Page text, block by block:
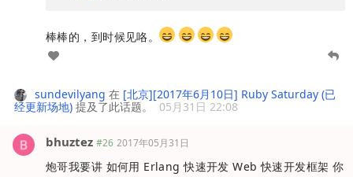
棒棒的，到时候见咯。
sundevilyang 在 [北京][2017年6月10日] Ruby Saturday (已
经更新场地) 提及了此话题。 05月31日 22:08
bhuztez #26 2017年05月31日
炮哥我要讲 如何用 Erlang 快速开发 Web 快速开发框架 你